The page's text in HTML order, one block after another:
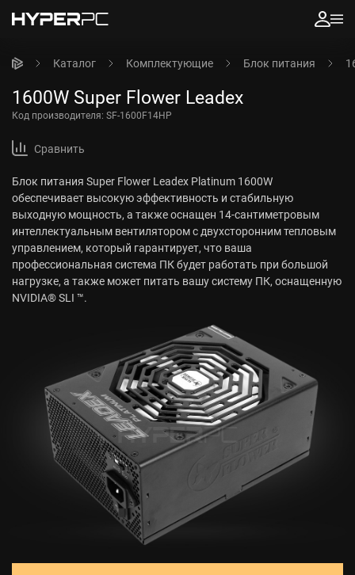
Каталог Комплектующие Блок питания
1600W Super Flower Leadex
Код производителя: SF-1600F14HP
Сравнить
Блок питания Super Flower Leadex Platinum 1600W
обеспечивает высокую эффективность и стабильную
выходную мощность, а также оснащен 14-сантиметровым
интеллектуальным вентилятором с двухсторонним тепловым
управлением, который гарантирует, что ваша
профессиональная система ПК будет работать при большой
нагрузке, а также может питать вашу систему ПК, оснащенную
NVIDIA® SLI ™.